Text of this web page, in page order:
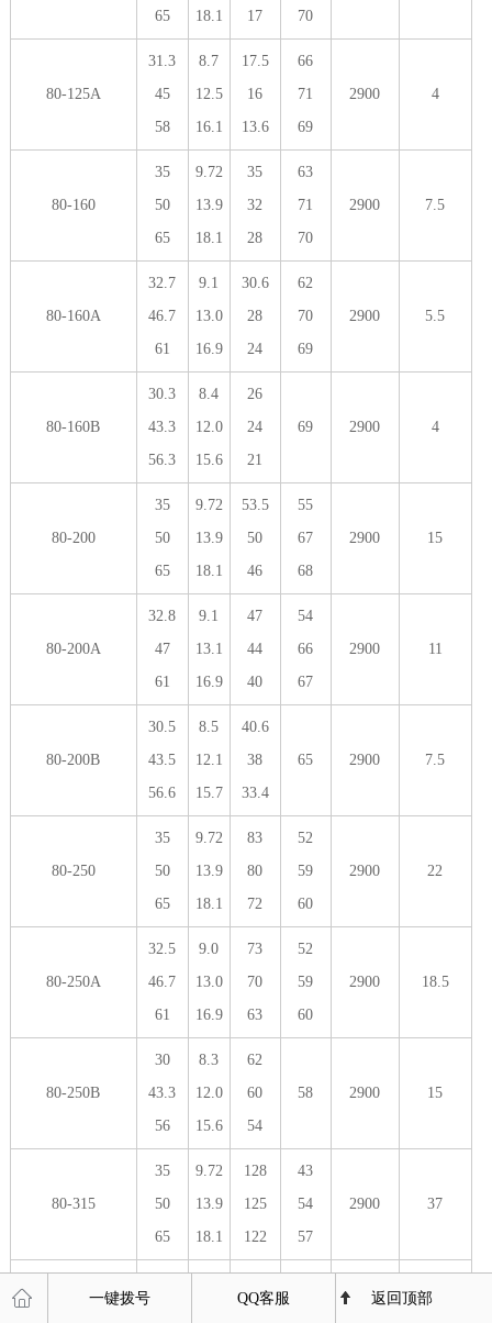
65
18.1
17
70
80-125A
31.3
45
58
8.7
12.5
16.1
17.5
16
13.6
66
71
69
2900 4
80-160
35
50
65
9.72
13.9
18.1
35
32
28
63
71
70
2900 7.5
80-160A
32.7
46.7
61
9.1
13.0
16.9
30.6
28
24
62
70
69
2900 5.5
80-160B
30.3
43.3
56.3
8.4
12.0
15.6
26
24
21
69 2900 4
80-200
35
50
65
9.72
13.9
18.1
53.5
50
46
55
67
68
2900 15
80-200A
32.8
47
61
9.1
13.1
16.9
47
44
40
54
66
67
2900 11
80-200B
30.5
43.5
56.6
8.5
12.1
15.7
40.6
38
33.4
65 2900 7.5
80-250
35
50
65
9.72
13.9
18.1
83
80
72
52
59
60
2900 22
80-250A
32.5
46.7
61
9.0
13.0
16.9
73
70
63
52
59
60
2900 18.5
80-250B
30
43.3
56
8.3
12.0
15.6
62
60
54
58 2900 15
80-315
35
50
65
9.72
13.9
18.1
128
125
122
43
54
57
2900 37
一键拨号 QQ客服 返回顶部